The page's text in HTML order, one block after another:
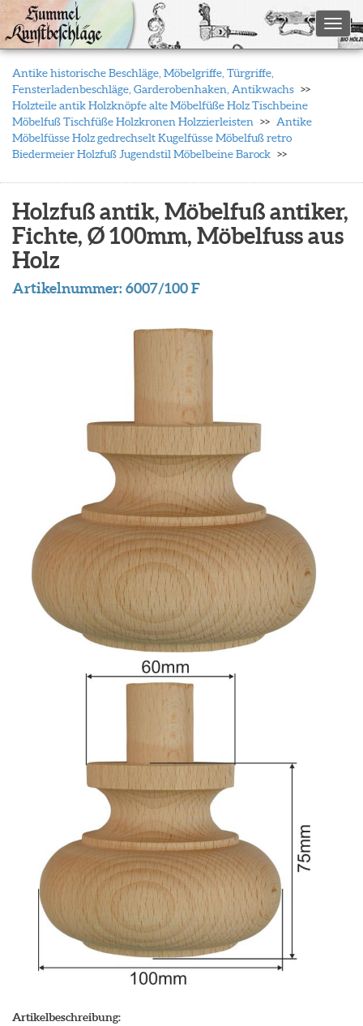
Antike historische Beschläge, Möbelgriffe, Türgriffe,
Fensterladenbeschläge, Garderobenhaken, Antikwachs
Holzteile antik Holzknöpfe alte Möbelfüße Holz Tischbeine
Möbelfuß Tischfüße Holzkronen Holzzierleisten
Antike
Möbelfüsse Holz gedrechselt Kugelfüsse Möbelfuß retro
Biedermeier Holzfuß Jugendstil Möbelbeine Barock
Holzfuß antik, Möbelfuß antiker,
Fichte, Ø 100mm, Möbelfuss aus
Holz
Artikelnummer:6007/100 F
Artikelbeschreibung: